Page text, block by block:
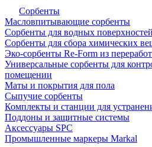
Сорбенты
Масловпитывающие сорбенты
Сорбенты для водных поверхностей
Сорбенты для сбора химических
Эко-сорбенты Re-Form из
Универсальные сорбенты для
помещении
Маты и покрытия для пола
Сыпучие сорбенты
Комплекты и станции для
Поддоны и защитные системы
Аксессуары SPC
Промышленные маркеры Markal